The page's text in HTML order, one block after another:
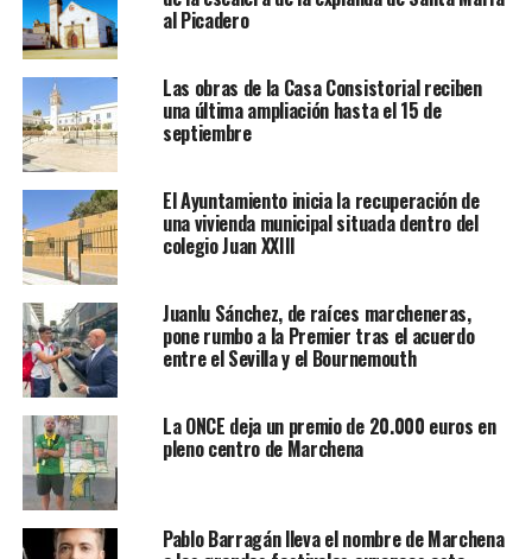
al Picadero
Las obras de la Casa Consistorial reciben
una última ampliación hasta el 15 de
septiembre
El Ayuntamiento inicia la recuperación de
una vivienda municipal situada dentro del
colegio Juan XXIII
Juanlu Sánchez, de raíces marcheneras,
pone rumbo a la Premier tras el acuerdo
entre el Sevilla y el Bournemouth
La ONCE deja un premio de 20.000 euros en
pleno centro de Marchena
Pablo Barragán lleva el nombre de Marchena